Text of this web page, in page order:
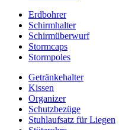
Erdbohrer
Schirmhalter
Schirmüberwurf
Stormcaps
Stormpoles
Getränkehalter
Kissen
Organizer
Schutzbezüge
Stuhlaufsatz für Liegen